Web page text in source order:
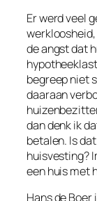
Er werd veel
de angst dat
begreep niet
daaraan
dan denk ik
betalen. Is
huisvesting?
een huis met
Hans de